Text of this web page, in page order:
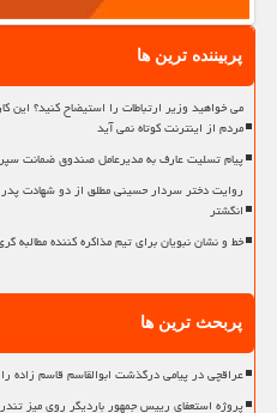
پربیننده ترین ها
می خواهید وزیر ارتباطات را استیضاح کنید؟ این
مردم از اینترنت کوتاه نمی آید
پیام تسلیت عارف به مدیرعامل صندوق ضمانت
روایت دختر سردار حسینی مطلق از دو شهادت
انگشتر
خط و نشان نبویان برای تیم مذاکره کننده مطالبه
پربحث ترین ها
عراقچی در پیامی درگذشت ابوالقاسم قاسم زاده
پروژه استعفای رییس جمهور باردیگر روی میز